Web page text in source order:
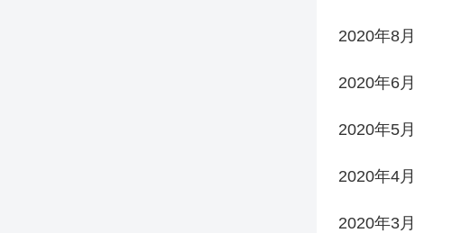
2020年8月
2020年6月
2020年5月
2020年4月
2020年3月